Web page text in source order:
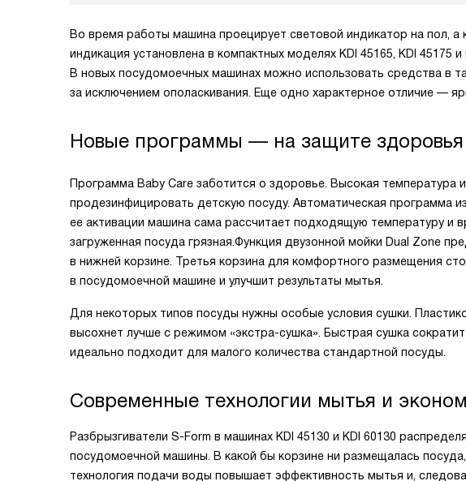
Во время работы машина проецирует световой индикатор на пол, а
индикация установлена в компактных моделях KDI 45165, KDI 45175
В новых посудомоечных машинах можно использовать средства в
за исключением ополаскивания. Еще одно характерное отличие —
Новые программы — на защите здоровья
Программа Baby Care заботится о здоровье. Высокая температура
продезинфицировать детскую посуду. Автоматическая программа
ее активации машина сама рассчитает подходящую температуру и
загруженная посуда грязная.Функция двузонной мойки Dual Zone
в нижней корзине. Третья корзина для комфортного размещения
в посудомоечной машине и улучшит результаты мытья.
Для некоторых типов посуды нужны особые условия сушки.
высохнет лучше с режимом «экстра-сушка». Быстрая сушка
идеально подходит для малого количества стандартной посуды.
Современные технологии мытья и
Разбрызгиватели S-Form в машинах KDI 45130 и KDI 60130
посудомоечной машины. В какой бы корзине ни размещалась
технология подачи воды повышает эффективность мытья и,